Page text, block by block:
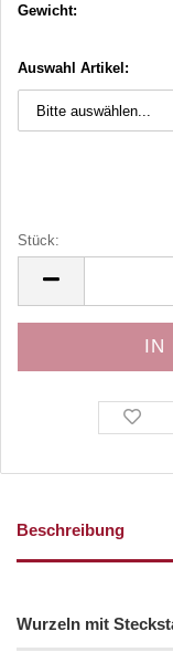
Gewicht:
Auswahl Artikel:
Stück:
Beschreibung
Wurzeln mit